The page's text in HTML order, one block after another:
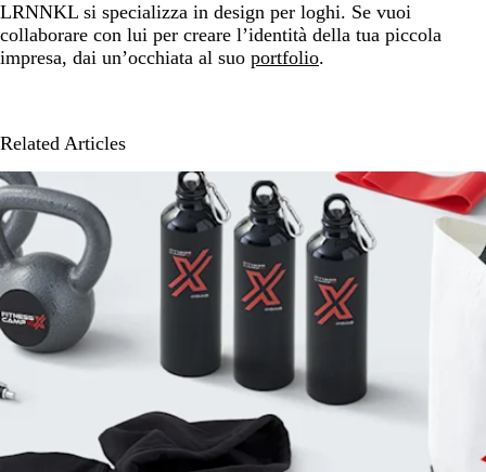
LRNNKL si specializza in design per loghi. Se vuoi
collaborare con lui per creare l’identità della tua piccola
impresa, dai un’occhiata al suo portfolio.
Related Articles